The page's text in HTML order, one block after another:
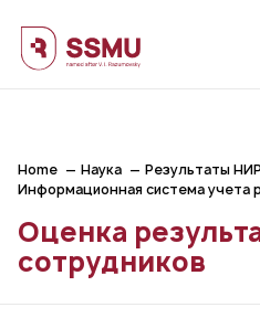
Home Наука
Результаты НИР
Информационная система учета
Оценка
сотрудников